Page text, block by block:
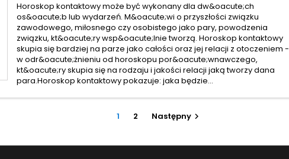
Horoskop kontaktowy może być wykonany dla dw&oacute;ch
os&oacute;b lub wydarzeń. M&oacute;wi o przyszłości związku
zawodowego, miłosnego czy osobistego jako pary, powodzenia
związku, kt&oacute;ry wsp&oacute;lnie tworzą. Horoskop kontaktowy
skupia się bardziej na parze jako całości oraz jej relacji z otoczeniem -
w odr&oacute;żnieniu od horoskopu por&oacute;wnawczego,
kt&oacute;ry skupia się na rodzaju i jakości relacji jaką tworzy dana
para.Horoskop kontaktowy pokazuje: jaka będzie...
1 2 Następny 